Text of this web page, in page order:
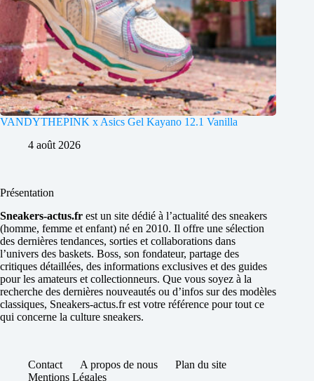
VANDYTHEPINK x Asics Gel Kayano 12.1 Vanilla
4 août 2026
Présentation
Sneakers-actus.fr est un site dédié à l’actualité des sneakers
(homme, femme et enfant) né en 2010. Il offre une sélection
des dernières tendances, sorties et collaborations dans
l’univers des baskets. Boss, son fondateur, partage des
critiques détaillées, des informations exclusives et des guides
pour les amateurs et collectionneurs. Que vous soyez à la
recherche des dernières nouveautés ou d’infos sur des modèles
classiques, Sneakers-actus.fr est votre référence pour tout ce
qui concerne la culture sneakers.
Contact A propos de nous
Plan du site
Mentions Légales